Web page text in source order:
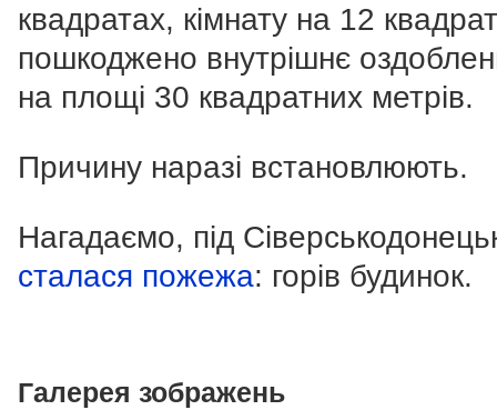
квадратах, кімнату на 12
пошкоджено внутрішнє
на площі 30 квадратних метрів.
Причину наразі встановлюють.
Нагадаємо, під
сталася пожежа: горів будинок.
Галерея зображень